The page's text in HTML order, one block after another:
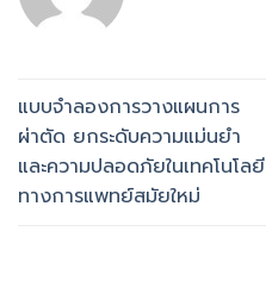
แบบจำลองการวางแผนการ
ผ่าตัด ยกระดับความแม่นยำ
และความปลอดภัยในเทคโนโลยี
ทางการแพทย์สมัยใหม่